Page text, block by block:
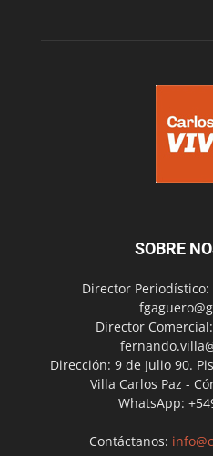
SOBRE
Director
Director
Dirección: 9 de Julio 90.
Villa Carlos Paz -
WhatsApp:
Contáctanos: